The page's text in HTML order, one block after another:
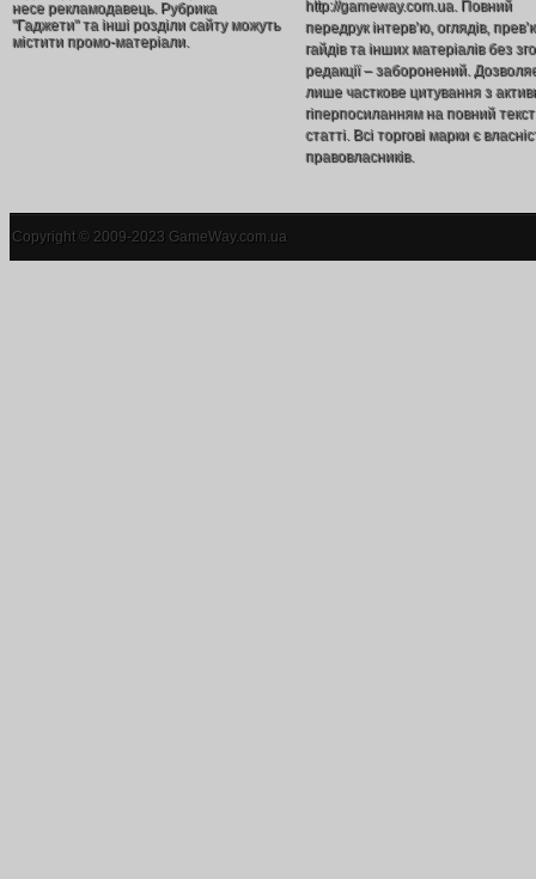
несе рекламодавець. Рубрика
"Гаджети" та інші розділи сайту можуть
містити промо-матеріали.
http://gameway.com.ua. Повний
передрук інтерв’ю, оглядів,
гайдів та інших матеріалів без
редакції – заборонений.
лише часткове цитування з
гіперпосиланням на повний текст
статті. Всі торгові марки є
правовласників.
Copyright © 2009-2023 GameWay.com.ua